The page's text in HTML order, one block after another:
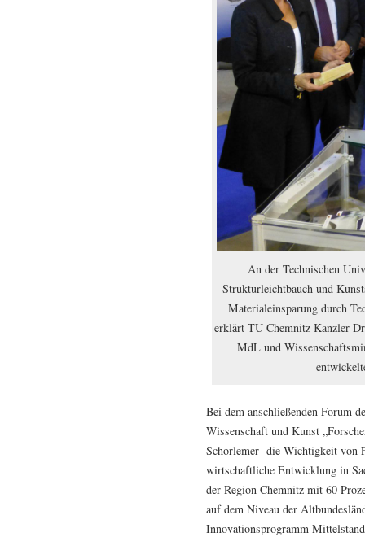
An der Technischen
Strukturleichtbauch und
Materialeinsparung durch
erklärt TU Chemnitz Kanzler
MdL und
Bei dem anschließenden Forum
Wissenschaft und Kunst
Schorlemer die Wichtigkeit von
wirtschaftliche Entwicklung in
der Region Chemnitz mit 60
auf dem Niveau der
Innovationsprogramm